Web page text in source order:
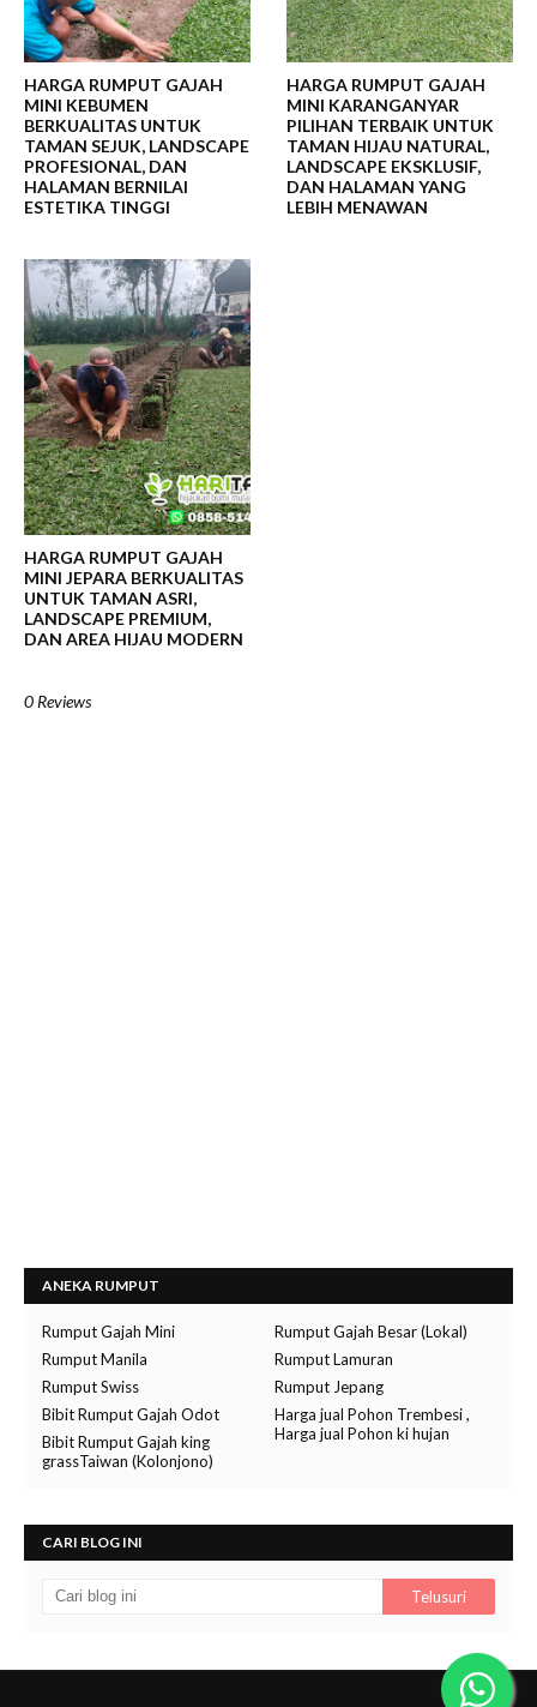
HARGA RUMPUT GAJAH
MINI KEBUMEN
BERKUALITAS UNTUK
TAMAN SEJUK, LANDSCAPE
PROFESIONAL, DAN
HALAMAN BERNILAI
ESTETIKA TINGGI
HARGA RUMPUT GAJAH
MINI KARANGANYAR
PILIHAN TERBAIK UNTUK
TAMAN HIJAU NATURAL,
LANDSCAPE EKSKLUSIF,
DAN HALAMAN YANG
LEBIH MENAWAN
HARGA RUMPUT GAJAH
MINI JEPARA BERKUALITAS
UNTUK TAMAN ASRI,
LANDSCAPE PREMIUM,
DAN AREA HIJAU MODERN
0 Reviews
ANEKA RUMPUT
Rumput Gajah Mini
Rumput Gajah Besar (Lokal)
Rumput Manila
Rumput Lamuran
Rumput Swiss
Rumput Jepang
Bibit Rumput Gajah Odot
Harga jual Pohon Trembesi ,
Harga jual Pohon ki hujan
Bibit Rumput Gajah king
grassTaiwan (Kolonjono)
CARI BLOG INI